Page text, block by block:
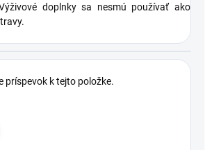
doplnky sa nesmú používať ako
príspevok k tejto položke.